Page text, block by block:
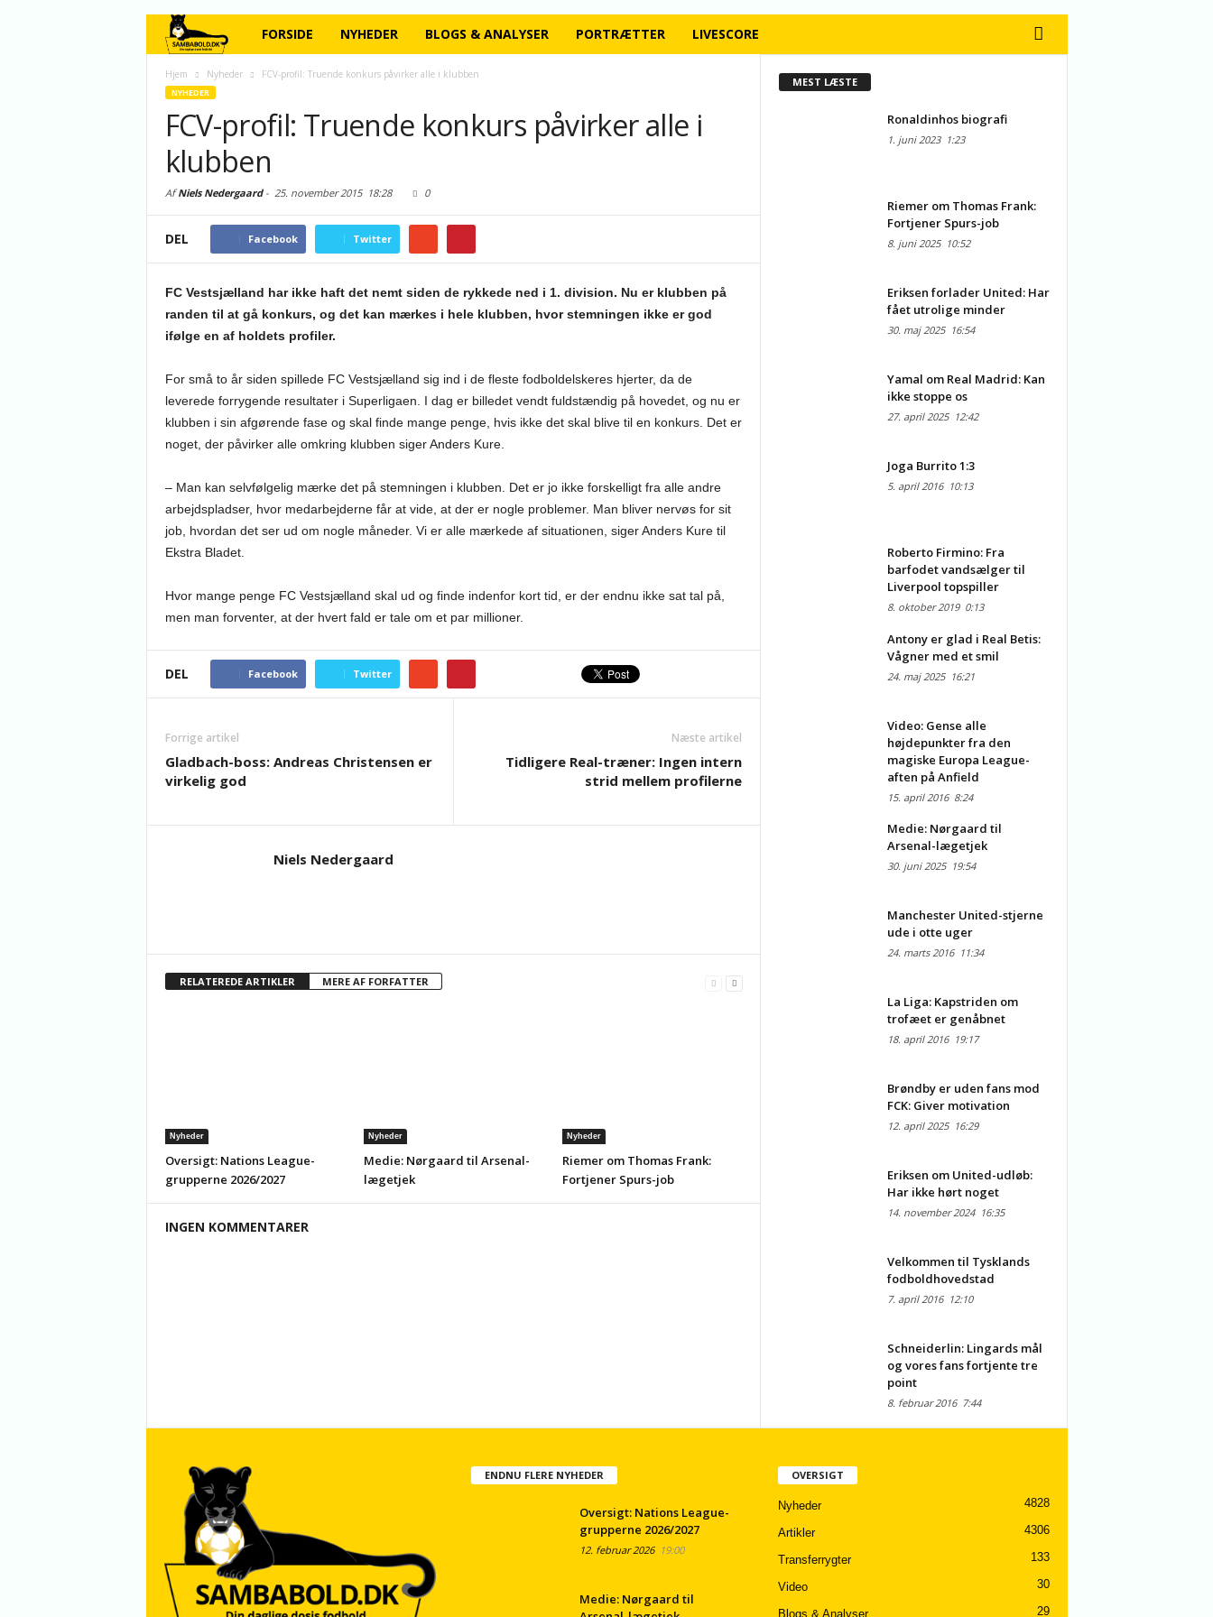
FORSIDE NYHEDER BLOGS & ANALYSER PORTRÆTTER LIVESCORE
Hjem Nyheder FCV-profil: Truende konkurs påvirker alle i klubben
NYHEDER
FCV-profil: Truende konkurs påvirker alle i
klubben
AfNiels Nedergaard- 25. november 201518:28 0
DEL Facebook Twitter
FC Vestsjælland har ikke haft det nemt siden de rykkede ned i 1. division. Nu er klubben på
randen til at gå konkurs, og det kan mærkes i hele klubben, hvor stemningen ikke er god
ifølge en af holdets profiler.
For små to år siden spillede FC Vestsjælland sig ind i de fleste fodboldelskeres hjerter, da de
leverede forrygende resultater i Superligaen. I dag er billedet vendt fuldstændig på hovedet, og nu er
klubben i sin afgørende fase og skal finde mange penge, hvis ikke det skal blive til en konkurs. Det er
noget, der påvirker alle omkring klubben siger Anders Kure.
– Man kan selvfølgelig mærke det på stemningen i klubben. Det er jo ikke forskelligt fra alle andre
arbejdspladser, hvor medarbejderne får at vide, at der er nogle problemer. Man bliver nervøs for sit
job, hvordan det ser ud om nogle måneder. Vi er alle mærkede af situationen, siger Anders Kure til
Ekstra Bladet.
Hvor mange penge FC Vestsjælland skal ud og finde indenfor kort tid, er der endnu ikke sat tal på,
men man forventer, at der hvert fald er tale om et par millioner.
DEL Facebook Twitter
Forrige artikel
Gladbach-boss: Andreas Christensen er
virkelig god
Næste artikel
Tidligere Real-træner: Ingen intern
strid mellem profilerne
Niels Nedergaard
RELATEREDE ARTIKLER MERE AF FORFATTER
Nyheder
Oversigt: Nations League-
grupperne 2026/2027
Nyheder
Medie: Nørgaard til Arsenal-
lægetjek
Nyheder
Riemer om Thomas Frank:
Fortjener Spurs-job
INGEN KOMMENTARER
MEST LÆSTE
Ronaldinhos biografi
1. juni 20231:23
Riemer om Thomas Frank:
Fortjener Spurs-job
8. juni 202510:52
Eriksen forlader United: Har
fået utrolige minder
30. maj 202516:54
Yamal om Real Madrid: Kan
ikke stoppe os
27. april 202512:42
Joga Burrito 1:3
5. april 201610:13
Roberto Firmino: Fra
barfodet vandsælger til
Liverpool topspiller
8. oktober 20190:13
Antony er glad i Real Betis:
Vågner med et smil
24. maj 202516:21
Video: Gense alle
højdepunkter fra den
magiske Europa League-
aften på Anfield
15. april 20168:24
Medie: Nørgaard til
Arsenal-lægetjek
30. juni 202519:54
Manchester United-stjerne
ude i otte uger
24. marts 201611:34
La Liga: Kapstriden om
trofæet er genåbnet
18. april 201619:17
Brøndby er uden fans mod
FCK: Giver motivation
12. april 202516:29
Eriksen om United-udløb:
Har ikke hørt noget
14. november 202416:35
Velkommen til Tysklands
fodboldhovedstad
7. april 201612:10
Schneiderlin: Lingards mål
og vores fans fortjente tre
point
8. februar 20167:44
ENDNU FLERE NYHEDER
Oversigt: Nations League-
grupperne 2026/2027
12. februar 202619:00
Medie: Nørgaard til
OVERSIGT
Nyheder 4828
Artikler 4306
Transferrygter 133
Video 30
Blogs & Analyser 29